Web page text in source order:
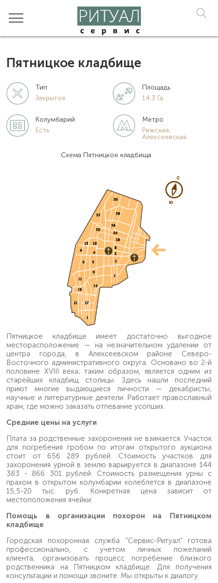
Пятницкое кладбище
Тип
Закрытое
Площадь
14.3 Га
Колумбарий
Есть
Метро
Рижская,
Алексеевская
Схема Пятницкое кладбища
Пятницкое кладбище имеет достаточно выгодное
месторасположение — на незначительном удалении от
центра города, в Алексеевском районе Северо-
Восточного административного округа. Основано во 2-й
половине XVIII века; таким образом, является одним из
старейших кладбищ столицы. Здесь нашли последний
приют многие выдающиеся личности — декабристы,
научные и литературные деятели. Работает православный
храм, где можно заказать отпевание усопших.
Средние цены на услуги
Плата за родственные захоронения не взимается. Участок
для погребения гробом по итогам открытого аукциона
стоит от 656 289 рублей. Стоимость участков для
захоронения урной в землю варьируется в диапазоне 144
383 - 866 301 рублей. Стоимость размещения урны с
прахом в открытом колумбарии колеблется в диапазоне
15,5-20 тыс. руб. Конкретная цена зависит от
местоположения ячейки.
Помощь в организации похорон на Пятницком
кладбище
Городская похоронная служба "Сервис-Ритуал" готова
профессионально, с учетом личных пожеланий
клиента, организовать процесс погребение близкого
родственника на Пятницком кладбище. Для получения
консультации и помощи звоните. Мы открыты к диалогу.